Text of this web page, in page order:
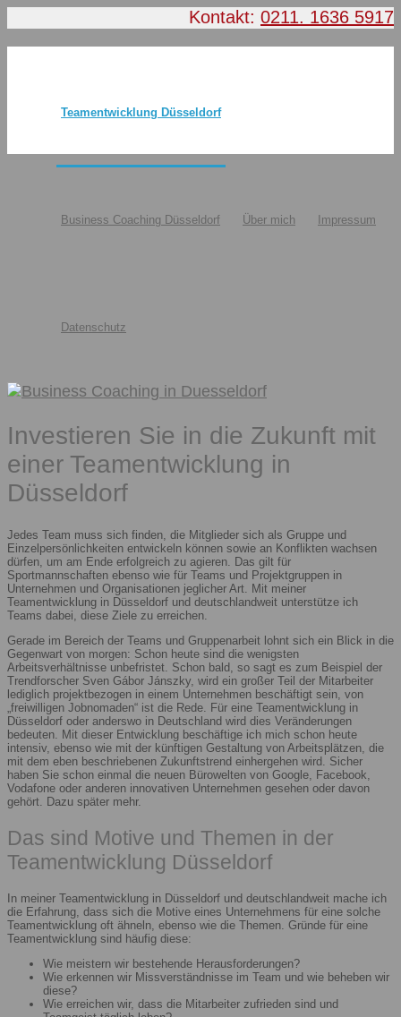
Kontakt: 0211. 1636 5917
Teamentwicklung Düsseldorf
Business Coaching Düsseldorf Über mich Impressum
Datenschutz
Investieren Sie in die Zukunft mit
einer Teamentwicklung in
Düsseldorf
Jedes Team muss sich finden, die Mitglieder sich als Gruppe und
Einzelpersönlichkeiten entwickeln können sowie an Konflikten wachsen
dürfen, um am Ende erfolgreich zu agieren. Das gilt für
Sportmannschaften ebenso wie für Teams und Projektgruppen in
Unternehmen und Organisationen jeglicher Art. Mit meiner
Teamentwicklung in Düsseldorf und deutschlandweit unterstütze ich
Teams dabei, diese Ziele zu erreichen.
Gerade im Bereich der Teams und Gruppenarbeit lohnt sich ein Blick in die
Gegenwart von morgen: Schon heute sind die wenigsten
Arbeitsverhältnisse unbefristet. Schon bald, so sagt es zum Beispiel der
Trendforscher Sven Gábor Jánszky, wird ein großer Teil der Mitarbeiter
lediglich projektbezogen in einem Unternehmen beschäftigt sein, von
„freiwilligen Jobnomaden“ ist die Rede. Für eine Teamentwicklung in
Düsseldorf oder anderswo in Deutschland wird dies Veränderungen
bedeuten. Mit dieser Entwicklung beschäftige ich mich schon heute
intensiv, ebenso wie mit der künftigen Gestaltung von Arbeitsplätzen, die
mit dem eben beschriebenen Zukunftstrend einhergehen wird. Sicher
haben Sie schon einmal die neuen Bürowelten von Google, Facebook,
Vodafone oder anderen innovativen Unternehmen gesehen oder davon
gehört. Dazu später mehr.
Das sind Motive und Themen in der
Teamentwicklung Düsseldorf
In meiner Teamentwicklung in Düsseldorf und deutschlandweit mache ich
die Erfahrung, dass sich die Motive eines Unternehmens für eine solche
Teamentwicklung oft ähneln, ebenso wie die Themen. Gründe für eine
Teamentwicklung sind häufig diese:
Wie meistern wir bestehende Herausforderungen?
Wie erkennen wir Missverständnisse im Team und wie beheben wir
diese?
Wie erreichen wir, dass die Mitarbeiter zufrieden sind und